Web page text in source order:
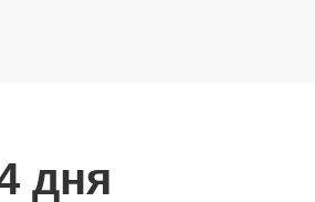
дня